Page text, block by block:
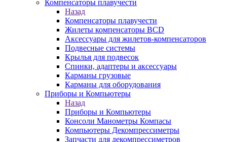
Компенсаторы плавучести
Назад
Компенсаторы плавучести
Жилеты компенсаторы BCD
Аксессуары для жилетов-компенсаторов
Подвесные системы
Крылья для подвесок
Спинки, адаптеры и аксессуары
Карманы грузовые
Карманы для оборудования
Приборы и Компьютеры
Назад
Приборы и Компьютеры
Консоли Манометры Компасы
Компьютеры Декомпрессиметры
Запчасти для декомпрессиметров